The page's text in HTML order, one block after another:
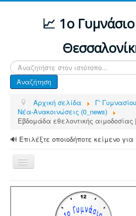
📈 1ο
Αναζήτηση...
Αναζήτηση
Αρχική σελίδα
Γ' Γυμνασίου
Νέα-Ανακοινώσεις (0_news)
Εβδομάδα εθελοντικής αιμοδοσίας |
🔊 Επιλέξτε οποιοδήποτε κείμενο
Εναλλαγή
πλοήγησης
ΑΡΧΙΚΗ
ΔΙΑΦΟΡΕΣ ΑΝΑΚΟΙΝΩΣΕΙΣ